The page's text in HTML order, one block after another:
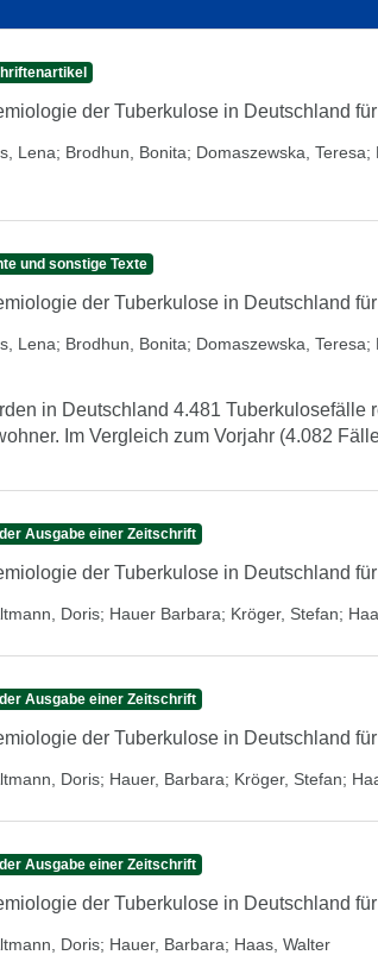
der Tuberkulose in Deutschland
Lena; Brodhun, Bonita; Domaszewska, Teresa;
und sonstige Texte
der Tuberkulose in Deutschland
Lena; Brodhun, Bonita; Domaszewska, Teresa;
in Deutschland 4.481 Tuberkulosefälle
Im Vergleich zum Vorjahr (4.082
Ausgabe einer Zeitschrift
der Tuberkulose in Deutschland
Doris; Hauer Barbara; Kröger, Stefan;
Ausgabe einer Zeitschrift
der Tuberkulose in Deutschland
Doris; Hauer, Barbara; Kröger, Stefan;
Ausgabe einer Zeitschrift
der Tuberkulose in Deutschland
Doris; Hauer, Barbara; Haas, Walter